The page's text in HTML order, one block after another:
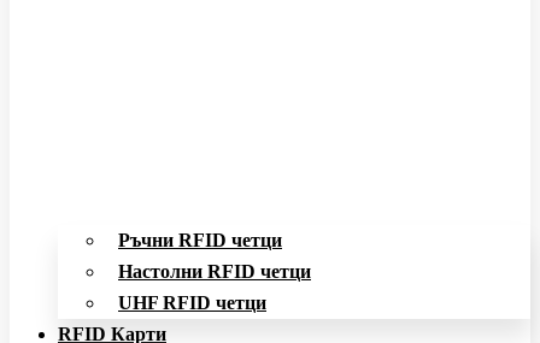
Ръчни RFID четци
Настолни RFID четци
UHF RFID четци
RFID Карти